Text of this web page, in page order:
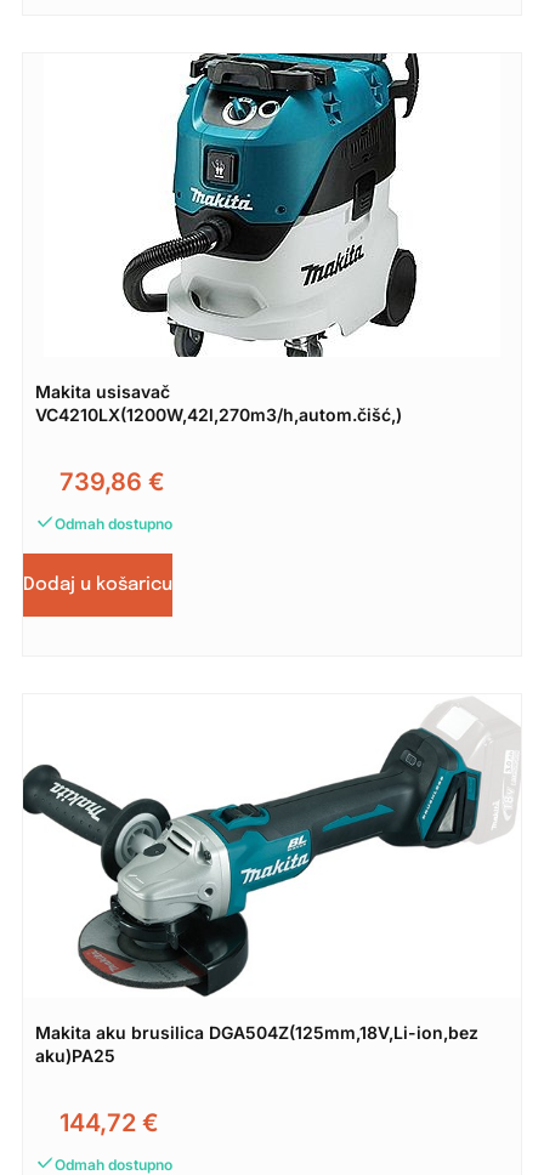
Makita usisavač
VC4210LX(1200W,42l,270m3/h,autom.čišć,)
739,86 €
Odmah dostupno
Dodaj u košaricu
Makita aku brusilica DGA504Z(125mm,18V,Li-ion,bez
aku)PA25
144,72 €
Odmah dostupno